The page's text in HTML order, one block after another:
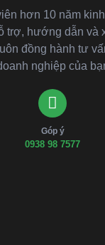
hơn 10 năm
trợ, hướng dẫn và
đồng hành tư
nghiệp của
Góp ý
0938 98 7577